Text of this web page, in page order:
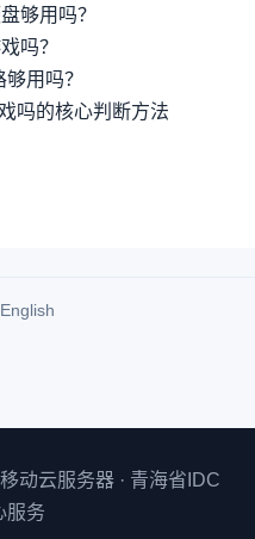
够用吗？
吗？
用吗？
吗的核心判断方法
English
动云服务器 · 青海省IDC
服务